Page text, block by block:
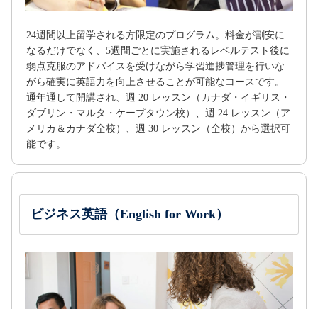
24週間以上留学される方限定のプログラム。料金が割安に
なるだけでなく、5週間ごとに実施されるレベルテスト後に
弱点克服のアドバイスを受けながら学習進捗管理を行いな
がら確実に英語力を向上させることが可能なコースです。
通年通して開講され、週 20 レッスン（カナダ・イギリス・
ダブリン・マルタ・ケープタウン校）、週 24 レッスン（ア
メリカ＆カナダ全校）、週 30 レッスン（全校）から選択可
能です。
ビジネス英語（English for Work）